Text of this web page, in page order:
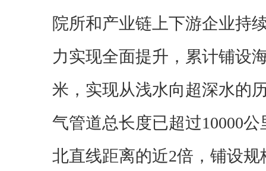
院所和产业链上下游企业持
力实现全面提升，累计铺设
米，实现从浅水向超深水的
气管道总长度已超过10000
北直线距离的近2倍，铺设